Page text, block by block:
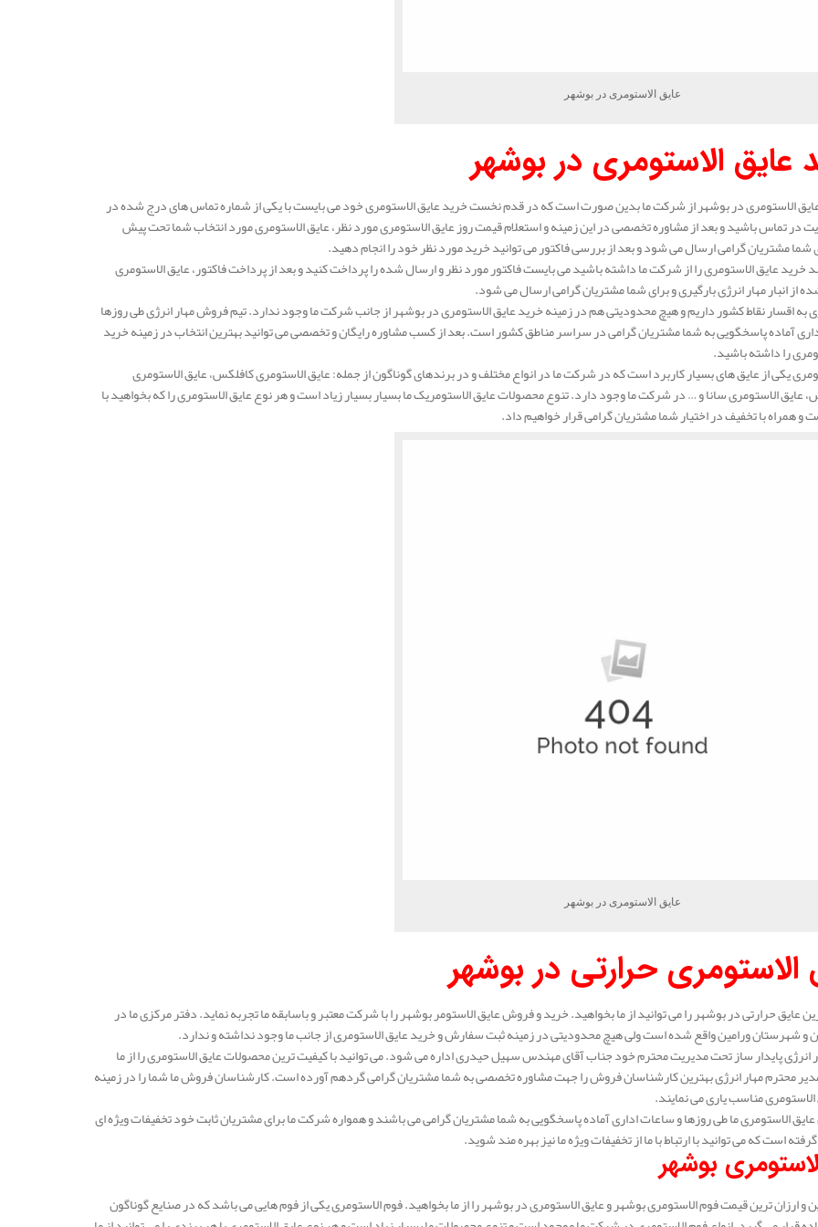
عایق الاستومری در بوشهر
عایق الاستومری در بوشهر
الاستومری در بوشهر از شرکت ما بدین صورت است که در قدم نخست خرید عایق الاستومری خود می بایست با یکی از شماره تماس های درج شده در
در تماس باشید و بعد از مشاوره تخصصی در این زمینه و استعلام قیمت روز عایق الاستومری مورد نظر، عایق الاستومری مورد انتخاب شما تحت پیش
شما مشتریان گرامی ارسال می شود و بعد از بررسی فاکتور می توانید خرید مورد نظر خود را انجام دهید.
خرید عایق الاستومری را از شرکت ما داشته باشید می بایست فاکتور مورد نظر و ارسال شده را پرداخت کنید و بعد از پرداخت فاکتور، عایق الاستومری
از انبار مهار انرژی بارگیری و برای شما مشتریان گرامی ارسال می شود.
به اقسار نقاط کشور داریم و هیچ محدودیتی هم در زمینه خرید عایق الاستومری در بوشهر از جانب شرکت ما وجود ندارد. تیم فروش مهار انرژی طی روزها
آماده پاسخگویی به شما مشتریان گرامی در سراسر مناطق کشور است. بعد از کسب مشاوره رایگان و تخصصی می توانید بهترین انتخاب در زمینه خرید
را داشته باشید.
یکی از عایق های بسیار کاربرد است که در شرکت ما در انواع مختلف و در برندهای گوناگون از جمله: عایق الاستومری کافلکس، عایق الاستومری
عایق الاستومری سانا و … در شرکت ما وجود دارد. تنوع محصولات عایق الاستومریک ما بسیار بسیار زیاد است و هر نوع عایق الاستومری را که بخواهید با
و همراه با تخفیف در اختیار شما مشتریان گرامی قرار خواهیم داد.
عایق الاستومری در بوشهر
الاستومری حرارتی در بوشهر
عایق حرارتی در بوشهر را می توانید از ما بخواهید. خرید و فروش عایق الاستومر بوشهر را با شرکت معتبر و باسابقه ما تجربه نماید. دفتر مرکزی ما در
و شهرستان ورامین واقع شده است ولی هیچ محدودیتی در زمینه ثبت سفارش و خرید عایق الاستومری از جانب ما وجود نداشته و ندارد.
پایدار ساز تحت مدیریت محترم خود جناب آقای مهندس سهیل حیدری اداره می شود. می توانید با کیفیت ترین محصولات عایق الاستومری را از ما
محترم مهار انرژی بهترین کارشناسان فروش را جهت مشاوره تخصصی به شما مشتریان گرامی گردهم آورده است. کارشناسان فروش ما شما را در زمینه
مناسب یاری می نمایند.
الاستومری ما طی روزها و ساعات اداری آماده پاسخگویی به شما مشتریان گرامی می باشند و همواره شرکت ما برای مشتریان ثابت خود تخفیفات ویژه ای
است که می توانید با ارتباط با ما از تخفیفات ویژه ما نیز بهره مند شوید.
بوشهر
و ارزان ترین قیمت فوم الاستومری بوشهر و عایق الاستومری در بوشهر را از ما بخواهید. فوم الاستومری یکی از فوم هایی می باشد که در صنایع گوناگون